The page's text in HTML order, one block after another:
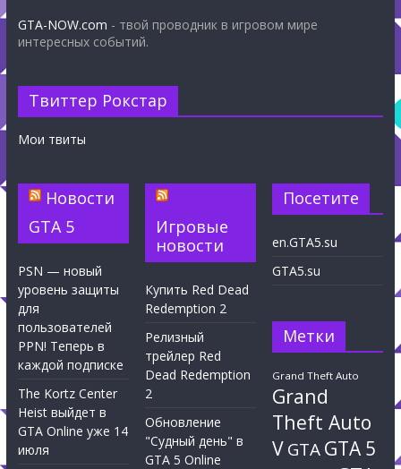
GTA-NOW.com - твой проводник в игровом мире
интересных событий.
Твиттер Рокстар
Мои твиты
Новости
GTA 5
PSN — новый
уровень защиты
для
пользователей
PPN! Теперь в
каждой подписке
The Kortz Center
Heist выйдет в
GTA Online уже 14
июля
Игровые
новости
Купить Red Dead
Redemption 2
Релизный
трейлер Red
Dead Redemption
2
Обновление
"Судный день" в
GTA 5 Online
Посетите
en.GTA5.su
GTA5.su
Метки
Grand Theft Auto
Grand
Theft Auto
VGTAGTA 5